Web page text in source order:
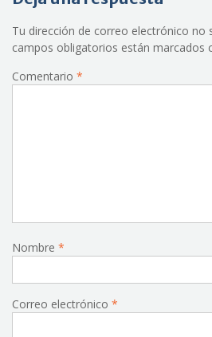
Tu dirección de correo electrónico no
campos obligatorios están marcados
Comentario *
Nombre *
Correo electrónico *